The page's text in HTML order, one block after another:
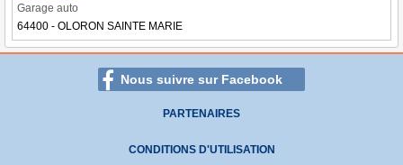
Garage auto
64400 - OLORON SAINTE MARIE
Nous suivre sur Facebook
PARTENAIRES
CONDITIONS D'UTILISATION